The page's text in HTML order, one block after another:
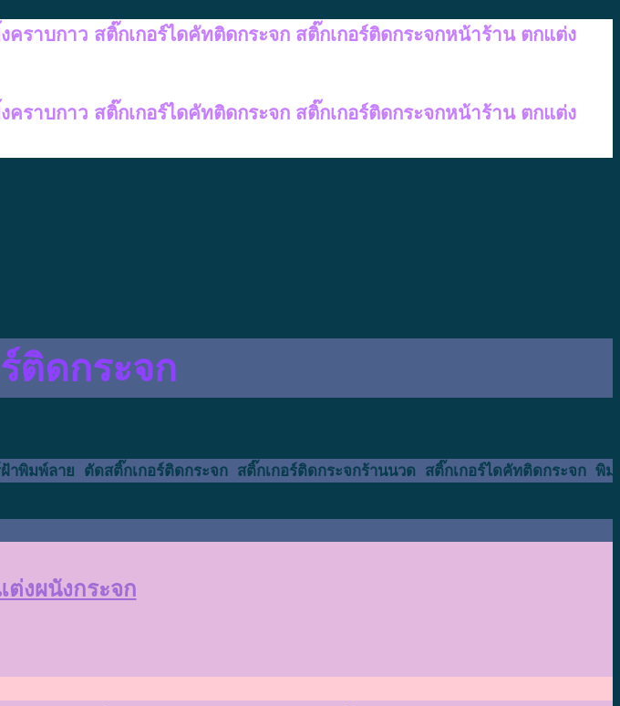
ราบกาว สติ๊กเกอร์ไดคัทติดกระจก สติ๊กเกอร์ติดกระจกหน้าร้าน ตกแต่ง
ราบกาว สติ๊กเกอร์ไดคัทติดกระจก สติ๊กเกอร์ติดกระจกหน้าร้าน ตกแต่ง
ติดกระจก
าพิมพ์ลาย ตัดสติ๊กเกอร์ติดกระจก สติ๊กเกอร์ติดกระจกร้านนวด สติ๊กเกอร์ไดคัทติดกระจ
ต่งผนังกระจก